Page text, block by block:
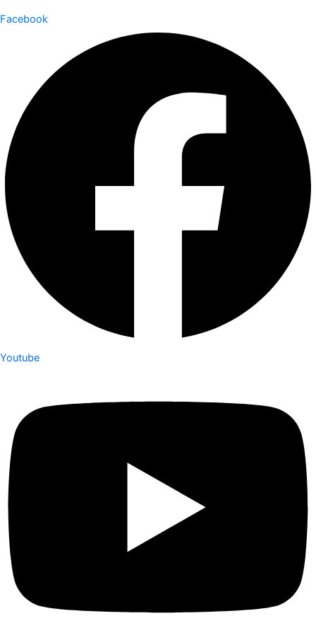
Facebook
Youtube